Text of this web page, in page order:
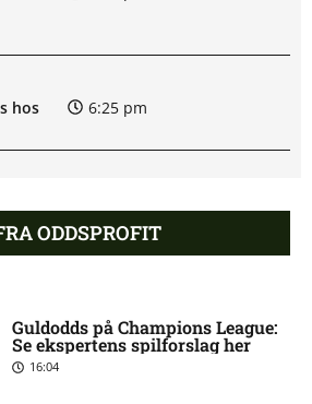
hos
6:25 pm
ODDSPROFIT
Guldodds på Champions League:
Se ekspertens spilforslag her
16:04